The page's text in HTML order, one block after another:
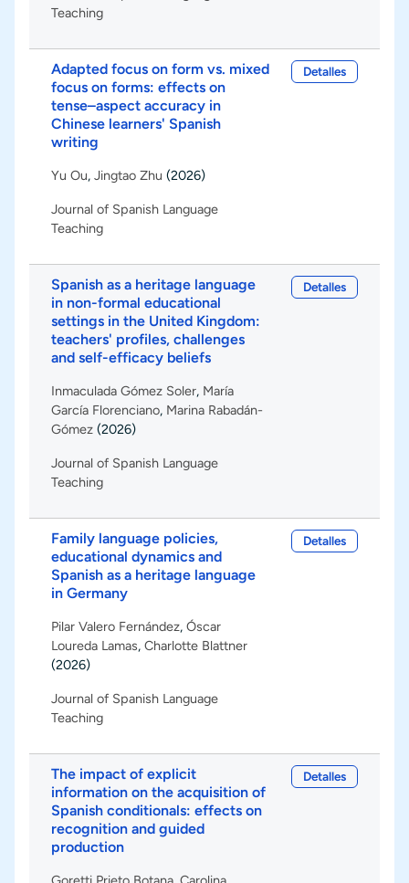
Teaching
Adapted focus on form vs. mixed
focus on forms: effects on
tense–aspect accuracy in
Chinese learners' Spanish
writing
Yu Ou, Jingtao Zhu (2026)
Journal of Spanish Language
Teaching
Detalles
Spanish as a heritage language
in non-formal educational
settings in the United Kingdom:
teachers' profiles, challenges
and self-efficacy beliefs
Inmaculada Gómez Soler, María
García Florenciano, Marina Rabadán-
Gómez (2026)
Journal of Spanish Language
Teaching
Detalles
Family language policies,
educational dynamics and
Spanish as a heritage language
in Germany
Pilar Valero Fernández, Óscar
Loureda Lamas, Charlotte Blattner
(2026)
Journal of Spanish Language
Teaching
Detalles
The impact of explicit
information on the acquisition of
Spanish conditionals: effects on
recognition and guided
production
Detalles